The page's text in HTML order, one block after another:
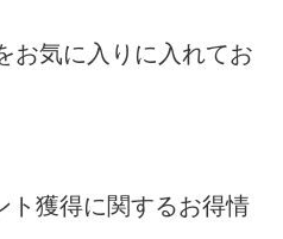
お気に入りに入れてお
ト獲得に関するお得情